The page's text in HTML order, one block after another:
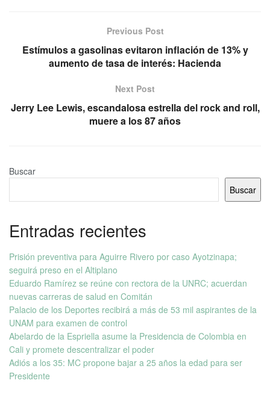
Previous Post
Estímulos a gasolinas evitaron inflación de 13% y
aumento de tasa de interés: Hacienda
Next Post
Jerry Lee Lewis, escandalosa estrella del rock and roll,
muere a los 87 años
Buscar
Buscar
Entradas recientes
Prisión preventiva para Aguirre Rivero por caso Ayotzinapa;
seguirá preso en el Altiplano
Eduardo Ramírez se reúne con rectora de la UNRC; acuerdan
nuevas carreras de salud en Comitán
Palacio de los Deportes recibirá a más de 53 mil aspirantes de la
UNAM para examen de control
Abelardo de la Espriella asume la Presidencia de Colombia en
Cali y promete descentralizar el poder
Adiós a los 35: MC propone bajar a 25 años la edad para ser
Presidente